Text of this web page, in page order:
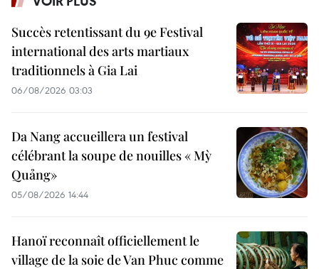
Succès retentissant du 9e Festival
international des arts martiaux
traditionnels à Gia Lai
06/08/2026 03:03
Da Nang accueillera un festival
célébrant la soupe de nouilles « Mỳ
Quảng»
05/08/2026 14:44
Hanoï reconnaît officiellement le
village de la soie de Van Phuc comme